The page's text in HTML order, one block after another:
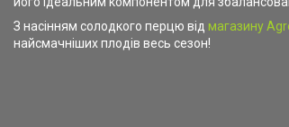
З насінням солодкого перцю від магазину
найсмачніших плодів весь сезон!